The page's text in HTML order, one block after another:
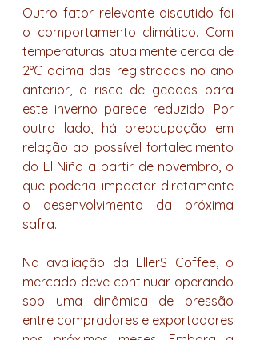
Outro fator relevante discutido foi
o comportamento climático. Com
temperaturas atualmente cerca de
2°C acima das registradas no ano
anterior, o risco de geadas para
este inverno parece reduzido. Por
outro lado, há preocupação em
relação ao possível fortalecimento
do El Niño a partir de novembro, o
que poderia impactar diretamente
o desenvolvimento da próxima
safra.
Na avaliação da EllerS Coffee, o
mercado deve continuar operando
sob uma dinâmica de pressão
entre compradores e exportadores